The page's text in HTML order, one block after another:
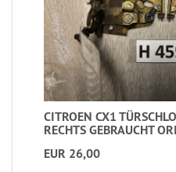
CITROEN CX1
RECHTS GEBRAUCHT
EUR 26,00